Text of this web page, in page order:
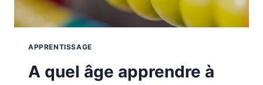
APPRENTISSAGE
A quel âge apprendre à